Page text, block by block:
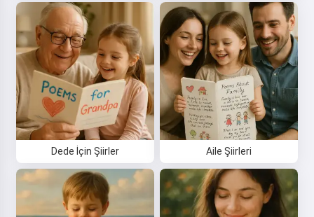
Dede İçin Şiirler Aile Şiirleri